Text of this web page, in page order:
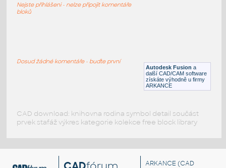
F3D Potrubí
STAINLESS I.D. PIPE ELBOW 45
Autodesk Fusion a
další CAD/CAM software
získáte výhodně u firmy
ARKANCE
Nejste přihlášeni - nelze připojit komentáře
bloků
Dosud žádné komentáře - buďte první
CAD download: knihovna rodina symbol detail součást
prvek stafáž výkres kategorie kolekce free block library
ARKANCE (CAD